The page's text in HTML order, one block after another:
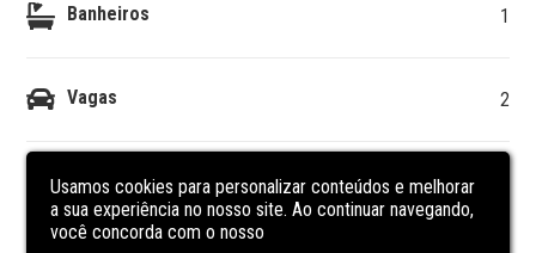
Banheiros 1
Vagas 2
DESCRIÇÃO DO IMÓVEL
Usamos cookies para personalizar conteúdos e melhorar
a sua experiência no nosso site. Ao continuar navegando,
você concorda com o nosso